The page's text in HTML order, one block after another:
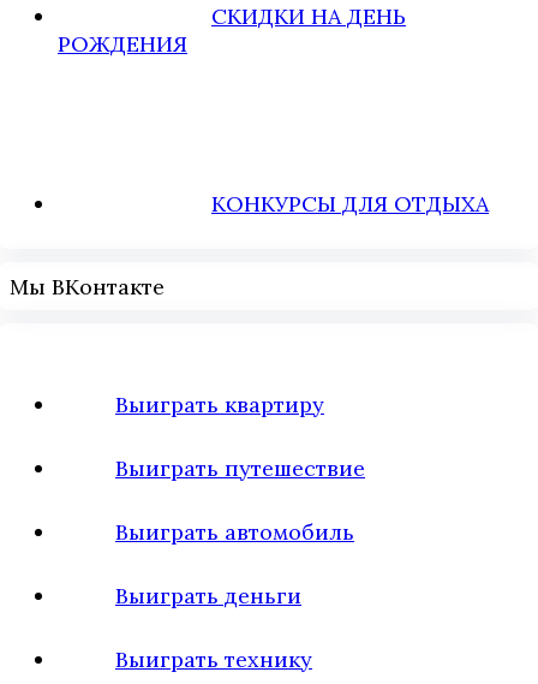
СКИДКИ НА ДЕНЬ
РОЖДЕНИЯ
КОНКУРСЫ ДЛЯ ОТДЫХА
Мы ВКонтакте
Выиграть квартиру
Выиграть путешествие
Выиграть автомобиль
Выиграть деньги
Выиграть технику